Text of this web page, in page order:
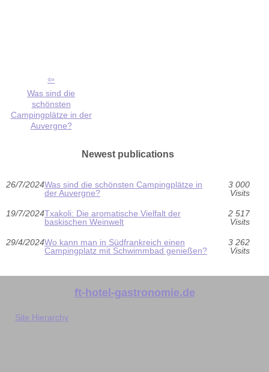
Was sind die
schönsten
Campingplätze in der
Auvergne?
Newest publications
26/7/2024Was sind die schönsten Campingplätze in
der Auvergne?
3 000
Visits
19/7/2024Txakoli: Die aromatische Vielfalt der
baskischen Weinwelt
2 517
Visits
29/4/2024Wo kann man in Südfrankreich einen
Campingplatz mit Schwimmbad genießen?
3 262
Visits
ft-hotel-gastronomie.de
Site Hierarchy